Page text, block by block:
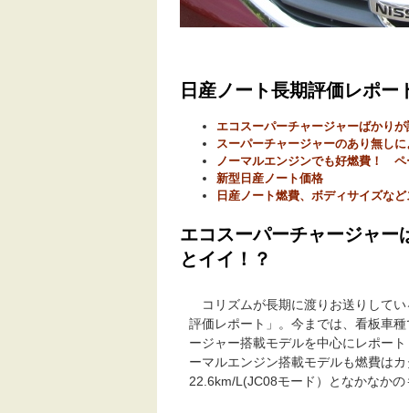
日産ノート長期評価レポー
エコスーパーチャージャーばかり
スーパーチャージャーのあり無し
ノーマルエンジンでも好燃費！
新型日産ノート価格
日産ノート燃費、ボディサイズな
エコスーパーチャージャー
とイイ！？
コリズムが長期に渡りお送りして
評価レポート」。今までは、看板車
ージャー搭載モデルを中心にレポー
ーマルエンジン搭載モデルも燃費は
22.6km/L(JC08モード）となかなかの